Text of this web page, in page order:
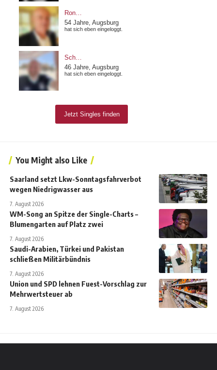
You Might also Like
Saarland setzt Lkw-Sonntagsfahrverbot
wegen Niedrigwasser aus
7. August 2026
WM-Song an Spitze der Single-Charts –
Blumengarten auf Platz zwei
7. August 2026
Saudi-Arabien, Türkei und Pakistan
schließen Militärbündnis
7. August 2026
Union und SPD lehnen Fuest-Vorschlag zur
Mehrwertsteuer ab
7. August 2026